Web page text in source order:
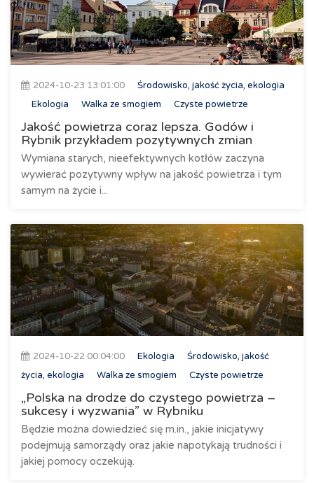
2024-10-23 13:01:00
Środowisko, jakość życia, ekologia
Ekologia
Walka ze smogiem Czyste powietrze
Jakość powietrza coraz lepsza. Godów i
Rybnik przykładem pozytywnych zmian
Wymiana starych, nieefektywnych kotłów zaczyna
wywierać pozytywny wpływ na jakość powietrza i tym
samym na życie i...
2024-10-22 00:04:00 Ekologia
Środowisko, jakość
życia, ekologia
Walka ze smogiem Czyste powietrze
„Polska na drodze do czystego powietrza –
sukcesy i wyzwania” w Rybniku
Będzie można dowiedzieć się m.in., jakie inicjatywy
podejmują samorządy oraz jakie napotykają trudności i
jakiej pomocy oczekują.